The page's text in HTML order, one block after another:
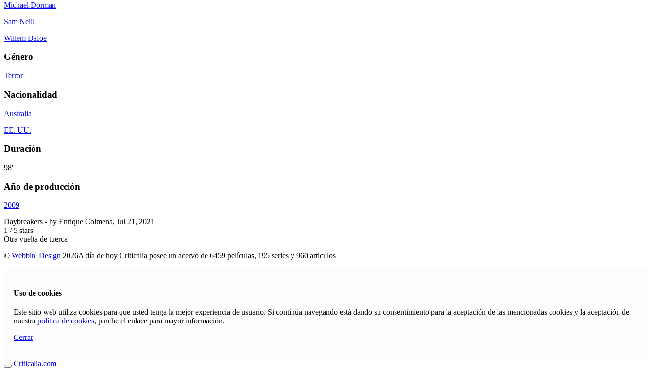
Michael Dorman
Sam Neill
Willem Dafoe
Género
Terror
Nacionalidad
Australia
EE. UU.
Duración
98'
Año de producción
2009
Daybreakers - by Enrique Colmena, Jul 21, 2021
1 / 5 stars
Otra vuelta de tuerca
© Webbin' Design 2026A día de hoy Criticalia posee un acervo de 6459 películas, 195 series y 960 articulos
Uso de cookies
Este sitio web utiliza cookies para que usted tenga la mejor experiencia de usuario. Si continúa navegando está dando su consentimiento para la aceptación de las mencionadas cookies y la aceptación de
nuestra política de cookies, pinche el enlace para mayor información.
Cerrar
Criticalia.com